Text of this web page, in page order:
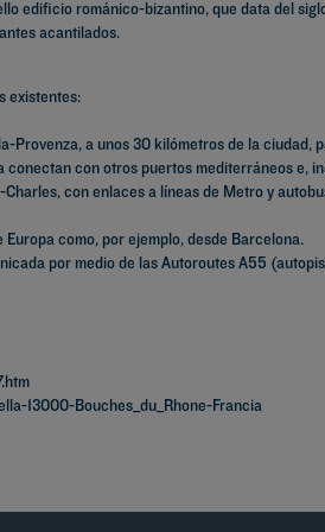
edificio románico-bizantino, que data del
acantilados.
existentes:
a unos 30 kilómetros de la ciudad,
con otros puertos mediterráneos e,
con enlaces a líneas de Metro y
como, por ejemplo, desde Barcelona.
por medio de las Autoroutes A55
13000-Bouches_du_Rhone-Francia